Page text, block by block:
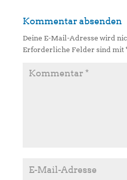
Kommentar absenden
Deine E-Mail-Adresse wird
Erforderliche Felder sind mit